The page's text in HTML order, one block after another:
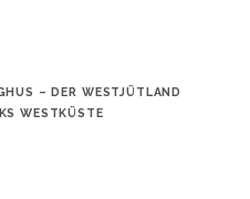
– DER WESTJÜTLAND
WESTKÜSTE